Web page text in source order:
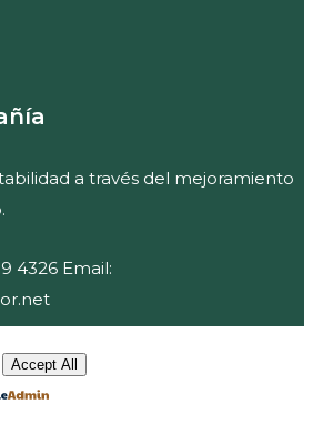
a través del mejoramiento
4326 Email:
Accept All